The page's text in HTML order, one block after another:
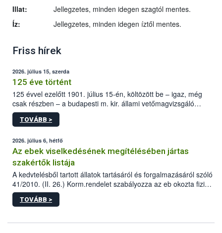
Illat:
Jellegzetes, minden idegen szagtól mentes.
Íz:
Jellegzetes, minden idegen íztől mentes.
Friss hírek
2026. július 15, szerda
125 éve történt
125 évvel ezelőtt 1901. július 15-én, költözött be – igaz, még
csak részben – a budapesti m. kir. állami vetőmagvizsgáló
állomás a Kis Rókus utca 15. szám alatti, Czigler Győző által
tervezett új épületébe.
TOVÁBB >
2026. július 6, hétfő
Az ebek viselkedésének megítélésében jártas
szakértők listája
A kedvtelésből tartott állatok tartásáról és forgalmazásáról szóló
41/2010. (II. 26.) Korm.rendelet szabályozza az eb okozta fizikai
sérülés, illetve ennek veszélye keletkezésekor felmerülő
hatósági feladatokat, valamint a veszélyes eb tartását és annak
vonni az ebek viselkedésének megítélésében jártas szakértőt.
TOVÁBB >